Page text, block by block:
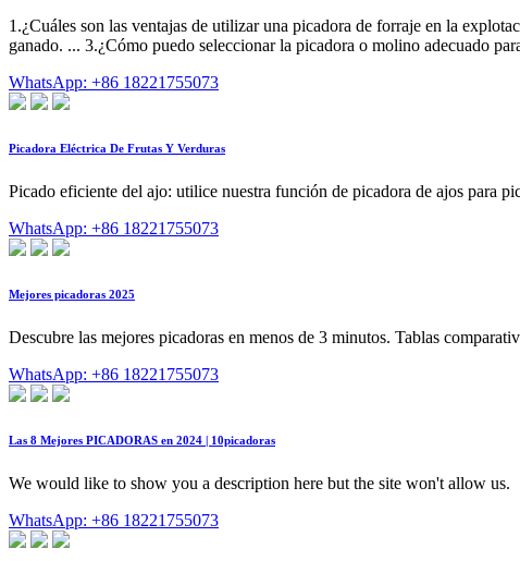
1.¿Cuáles son las ventajas de utilizar una picadora de forraje en la
ganado. ... 3.¿Cómo puedo seleccionar la picadora o molino adecuado
WhatsApp: +86 18221755073
Picadora Eléctrica De Frutas Y Verduras
Picado eficiente del ajo: utilice nuestra función de picadora de ajos para
WhatsApp: +86 18221755073
Mejores picadoras 2025
Descubre las mejores picadoras en menos de 3 minutos. Tablas
WhatsApp: +86 18221755073
Las 8 Mejores PICADORAS en 2024 | 10picadoras
We would like to show you a description here but the site won't allow us.
WhatsApp: +86 18221755073